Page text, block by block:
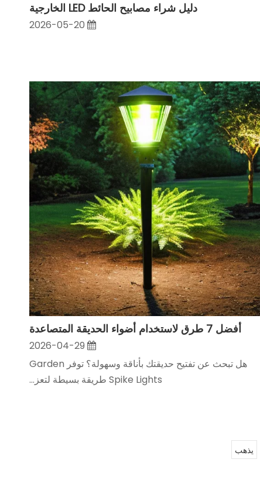
دليل شراء مصابيح الحائط LED الخارجية
أفضل 7 طرق لاستخدام أضواء الحديقة المتصاعدة
هل تبحث عن تفتيح حديقتك بأناقة وسهولة؟ توفر Garden
Spike Lights طريقة بسيطة لتعز...
يذهب